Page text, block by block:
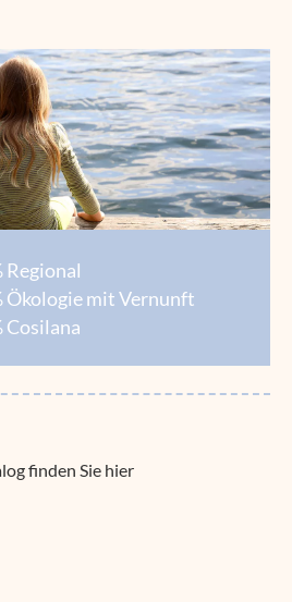
Regional
Ökologie mit Vernunft
Cosilana
finden Sie hier